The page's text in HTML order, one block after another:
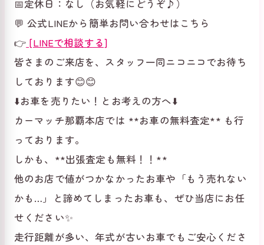
📅定休日：なし（お気軽にどうぞ♪）
💬 公式LINEから簡単お問い合わせはこちら
👉 [LINEで相談する]
皆さまのご来店を、スタッフ一同ニコニコでお待ち
しております😊😊
⬇️お車を売りたい！とお考えの方へ⬇️
カーマッチ那覇本店では **お車の無料査定** も行
っております。
しかも、**出張査定も無料！！**
他のお店で値がつかなかったお車や「もう売れない
かも…」と諦めてしまったお車も、ぜひ当店にお任
せください✨
走行距離が多い、年式が古いお車でもご安心くださ